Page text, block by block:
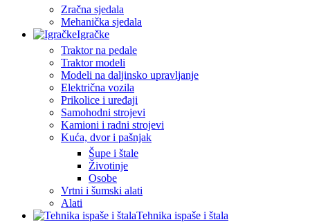
Zračna sjedala
Mehanička sjedala
Igračke
Traktor na pedale
Traktor modeli
Modeli na daljinsko upravljanje
Električna vozila
Prikolice i uređaji
Samohodni strojevi
Kamioni i radni strojevi
Kuća, dvor i pašnjak
Šupe i štale
Životinje
Osobe
Vrtni i šumski alati
Alati
Tehnika ispaše i štala